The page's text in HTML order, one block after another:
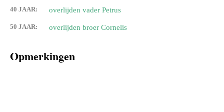
40 JAAR: overlijden vader Petrus
50 JAAR: overlijden broer Cornelis
Opmerkingen